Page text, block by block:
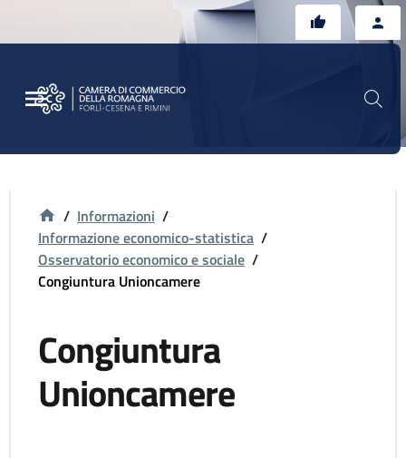
/ Informazioni /
Informazione economico-statistica /
Osservatorio economico e sociale /
Congiuntura Unioncamere
Congiuntura
Unioncamere